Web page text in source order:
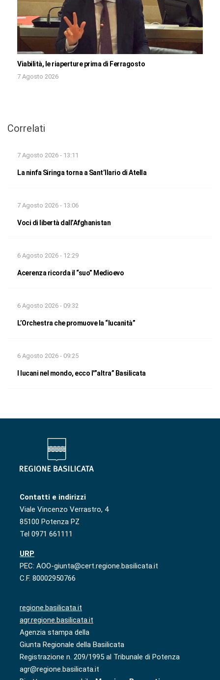
Viabilità, le riaperture prima di Ferragosto
7 Agosto 2026
Correlati
7 Agosto 2026 - 13:11
La ninfa Siringa torna a Sant’Ilario di Atella
7 Agosto 2026 - 13:06
Voci di libertà dall’Afghanistan
6 Agosto 2026 - 12:29
Acerenza ricorda il “suo” Medioevo
6 Agosto 2026 - 09:32
L’Orchestra che promuove la “lucanità”
6 Agosto 2026 - 09:25
I lucani nel mondo, ecco l'”altra” Basilicata
Contatti e indirizzi
Viale Vincenzo Verrastro, 4
85100 Potenza PZ
Tel 0971 661111
URP
PEC: AOO-giunta@cert.regione.basilicata.it
C.F. 80002950766
regione.basilicata.it
agr.regione.basilicata.it
Agenzia stampa della
Giunta Regionale della Basilicata
Registrazione n. 209/1995 al Tribunale di Potenza
agr@regione.basilicata.it